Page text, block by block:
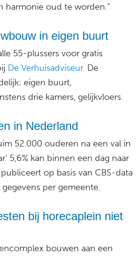
harmonie oud te worden.”
in eigen buurt
55-plussers voor gratis
De Verhuisadviseur. De
eigen buurt,
drie kamers, gelijkvloers.
in Nederland
52.000 ouderen na een val in
5,6% kan binnen een dag naar
op basis van CBS-data
gegevens per gemeente.
bij horecaplein niet
bouwen aan een